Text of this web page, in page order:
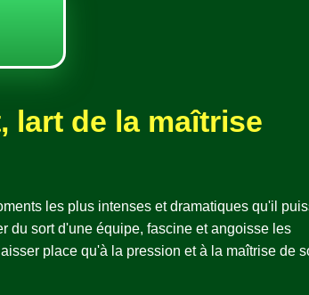
lart de la maîtrise
les plus intenses et dramatiques qu'il
du sort d'une équipe, fascine et angoisse les
place qu'à la pression et à la maîtrise de